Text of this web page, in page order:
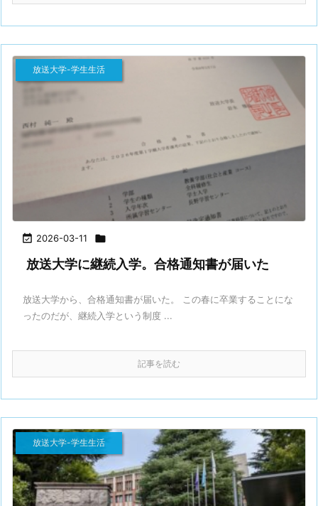
 2026-03-11 
放送大学-学生生活
放送大学に継続入学。合格通知書が届いた
放送大学から、合格通知書が届いた。 この春に卒業することにな
ったのだが、継続入学という制度 ...
記事を読む
放送大学-学生生活